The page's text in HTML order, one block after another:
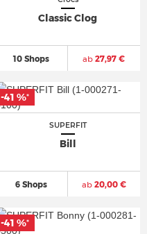
Classic Clog
10 Shops ab 27,97 €
SUPERFIT
Bill
6 Shops ab20,00 €
-41 %*
-41 %*